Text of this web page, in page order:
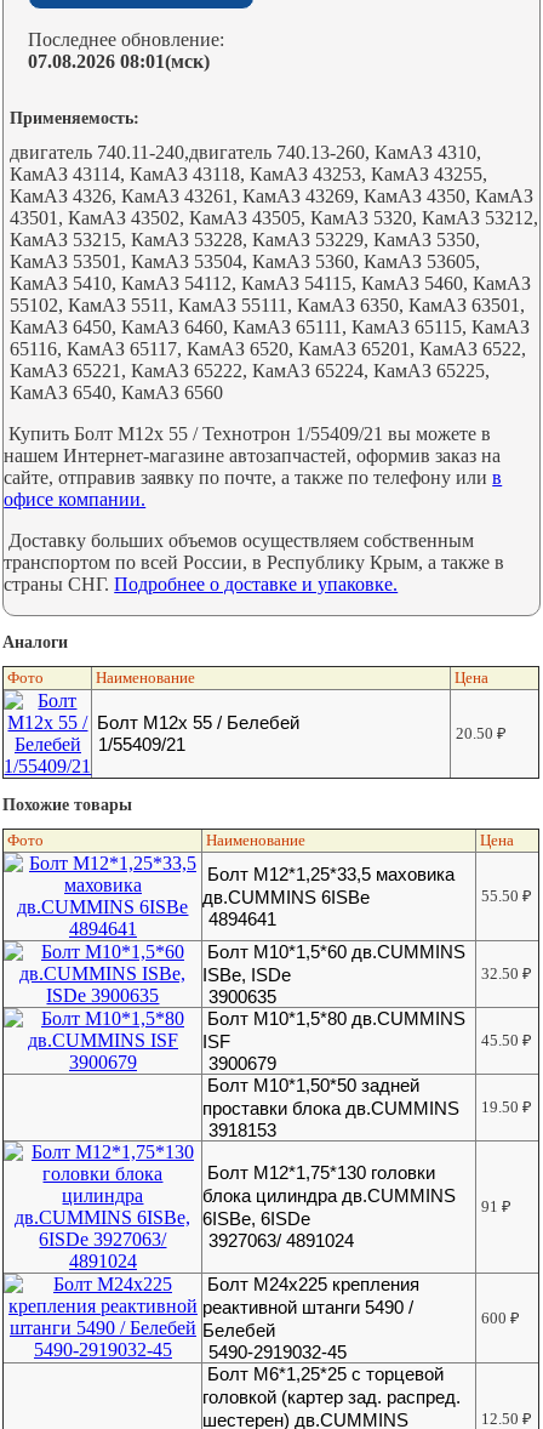
Последнее обновление:
07.08.2026 08:01(мск)
Применяемость:
двигатель 740.11-240,двигатель 740.13-260, КамАЗ 4310,
КамАЗ 43114, КамАЗ 43118, КамАЗ 43253, КамАЗ 43255,
КамАЗ 4326, КамАЗ 43261, КамАЗ 43269, КамАЗ 4350, КамАЗ
43501, КамАЗ 43502, КамАЗ 43505, КамАЗ 5320, КамАЗ 53212,
КамАЗ 53215, КамАЗ 53228, КамАЗ 53229, КамАЗ 5350,
КамАЗ 53501, КамАЗ 53504, КамАЗ 5360, КамАЗ 53605,
КамАЗ 5410, КамАЗ 54112, КамАЗ 54115, КамАЗ 5460, КамАЗ
55102, КамАЗ 5511, КамАЗ 55111, КамАЗ 6350, КамАЗ 63501,
КамАЗ 6450, КамАЗ 6460, КамАЗ 65111, КамАЗ 65115, КамАЗ
65116, КамАЗ 65117, КамАЗ 6520, КамАЗ 65201, КамАЗ 6522,
КамАЗ 65221, КамАЗ 65222, КамАЗ 65224, КамАЗ 65225,
КамАЗ 6540, КамАЗ 6560
Купить Болт М12х 55 / Технотрон 1/55409/21 вы можете в
нашем Интернет-магазине автозапчастей, оформив заказ на
сайте, отправив заявку по почте, а также по телефону илив
офисе компании.
Доставку больших объемов осуществляем собственным
транспортом по всей России, в Республику Крым, а также в
страны СНГ.Подробнее о доставке и упаковке.
Аналоги
Фото Наименование Цена
Болт М12х 55 / Белебей
1/55409/21
20.50₽
Похожие товары
Фото Наименование Цена
Болт M12*1,25*33,5 маховика
дв.CUMMINS 6ISBe
4894641
55.50₽
Болт М10*1,5*60 дв.CUMMINS
ISBe, ISDe
3900635
32.50₽
Болт М10*1,5*80 дв.CUMMINS
ISF
3900679
45.50₽
Болт М10*1,50*50 задней
проставки блока дв.CUMMINS
3918153
19.50₽
Болт М12*1,75*130 головки
блока цилиндра дв.CUMMINS
6ISBe, 6ISDe
3927063/ 4891024
91₽
Болт М24х225 крепления
реактивной штанги 5490 /
Белебей
5490-2919032-45
600₽
Болт М6*1,25*25 с торцевой
головкой (картер зад. распред.
шестерен) дв.CUMMINS
12.50₽